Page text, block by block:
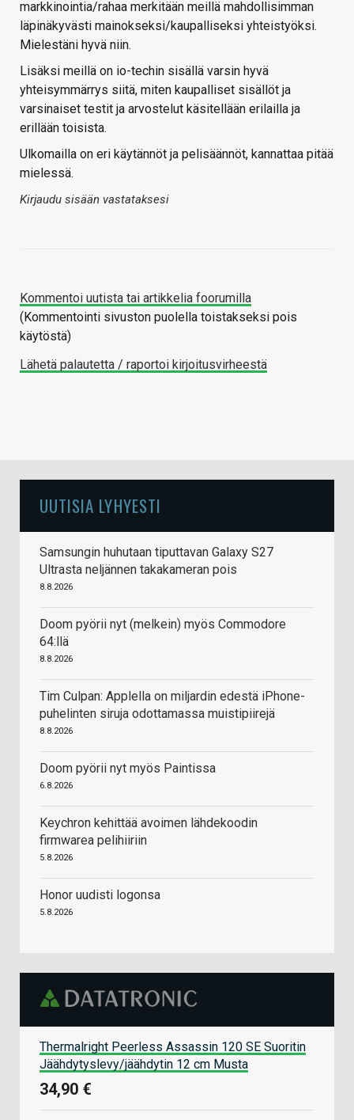
markkinointia/rahaa merkitään meillä mahdollisimman
läpinäkyvästi mainokseksi/kaupalliseksi yhteistyöksi.
Mielestäni hyvä niin.
Lisäksi meillä on io-techin sisällä varsin hyvä
yhteisymmärrys siitä, miten kaupalliset sisällöt ja
varsinaiset testit ja arvostelut käsitellään erilailla ja
erillään toisista.
Ulkomailla on eri käytännöt ja pelisäännöt, kannattaa pitää
mielessä.
Kirjaudu sisään vastataksesi
Kommentoi uutista tai artikkelia foorumilla
(Kommentointi sivuston puolella toistakseksi pois
käytöstä)
Lähetä palautetta / raportoi kirjoitusvirheestä
UUTISIA LYHYESTI
Samsungin huhutaan tiputtavan Galaxy S27
Ultrasta neljännen takakameran pois
8.8.2026
Doom pyörii nyt (melkein) myös Commodore
64:llä
8.8.2026
Tim Culpan: Applella on miljardin edestä iPhone-
puhelinten siruja odottamassa muistipiirejä
8.8.2026
Doom pyörii nyt myös Paintissa
6.8.2026
Keychron kehittää avoimen lähdekoodin
firmwarea pelihiiriin
5.8.2026
Honor uudisti logonsa
5.8.2026
Thermalright Peerless Assassin 120 SE Suoritin
Jäähdytyslevy/jäähdytin 12 cm Musta
34,90 €